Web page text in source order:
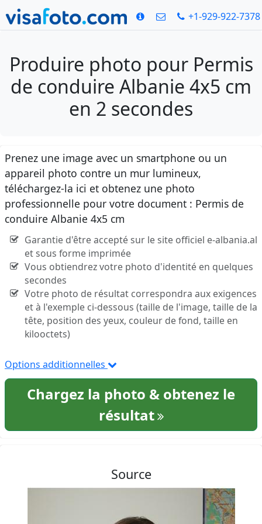
+1-929-922-7378
Produire photo pour Permis
de conduire Albanie 4x5 cm
en 2 secondes
Prenez une image avec un smartphone ou un
appareil photo contre un mur lumineux,
téléchargez-la ici et obtenez une photo
professionnelle pour votre document : Permis de
conduire Albanie 4x5 cm
Garantie d'être accepté sur le site officiel e-albania.al
et sous forme imprimée
Vous obtiendrez votre photo d'identité en quelques
secondes
Votre photo de résultat correspondra aux exigences
et à l'exemple ci-dessous (taille de l'image, taille de la
tête, position des yeux, couleur de fond, taille en
kilooctets)
Options additionnelles
Chargez la photo & obtenez le
résultat
Source